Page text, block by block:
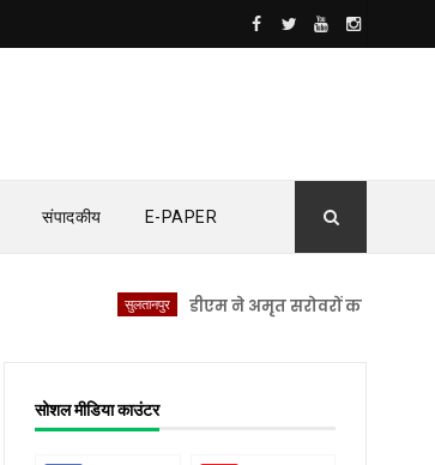
संपादकीय E-PAPER
डीएम ने अमृत सरोवरों का किया स्थलीय
सोशल मीडिया काउंटर